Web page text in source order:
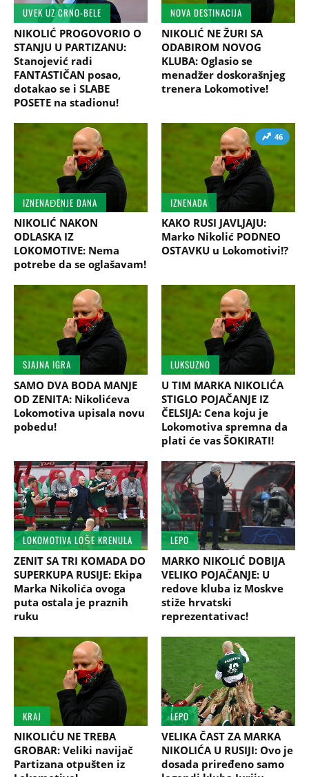
UVEK UZ CRNO-BELE
NIKOLIĆ PROGOVORIO O
STANJU U PARTIZANU:
Stanojević radi
FANTASTIČAN posao,
dotakao se i SLABE
POSETE na stadionu!
NOVA DESTINACIJA
NIKOLIĆ NE ŽURI SA
ODABIROM NOVOG
KLUBA: Oglasio se
menadžer doskorašnjeg
trenera Lokomotive!
IZNENAĐENJE DANA
NIKOLIĆ NAKON
ODLASKA IZ
LOKOMOTIVE: Nema
potrebe da se oglašavam!
46
IZNENADA
KAKO RUSI JAVLJAJU:
Marko Nikolić PODNEO
OSTAVKU u Lokomotivi!?
SJAJNA IGRA
SAMO DVA BODA MANJE
OD ZENITA: Nikolićeva
Lokomotiva upisala novu
pobedu!
LUKSUZNO
U TIM MARKA NIKOLIĆA
STIGLO POJAČANJE IZ
ČELSIJA: Cena koju je
Lokomotiva spremna da
plati će vas ŠOKIRATI!
LOKOMOTIVA LOŠE KRENULA
ZENIT SA TRI KOMADA DO
SUPERKUPA RUSIJE: Ekipa
Marka Nikolića ovoga
puta ostala je praznih
ruku
LEPO
MARKO NIKOLIĆ DOBIJA
VELIKO POJAČANJE: U
redove kluba iz Moskve
stiže hrvatski
reprezentativac!
KRAJ
NIKOLIĆU NE TREBA
GROBAR: Veliki navijač
Partizana otpušten iz
LEPO
VELIKA ČAST ZA MARKA
NIKOLIĆA U RUSIJI: Ovo je
dosada priređeno samo